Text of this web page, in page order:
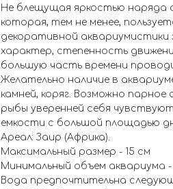
Не блещущая яркостью наряда
которая, тем не менее,
декоративной аквариумистики
характер, степенность
большую часть времени
Желательно наличие в
камней, коряг. Возможно
рыбы уверенней себя
емкости с большой площадью
Ареал: Заир (Африка).
Максимальный размер - 15 см
Минимальный объем аквариума
Вода предпочтительна